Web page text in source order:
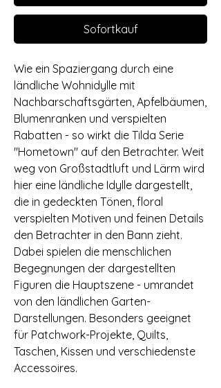
Sofortkauf
Wie ein Spaziergang durch eine
ländliche Wohnidylle mit
Nachbarschaftsgärten, Apfelbäumen,
Blumenranken und verspielten
Rabatten - so wirkt die Tilda Serie
"Hometown" auf den Betrachter. Weit
weg von Großstadtluft und Lärm wird
hier eine ländliche Idylle dargestellt,
die in gedeckten Tönen, floral
verspielten Motiven und feinen Details
den Betrachter in den Bann zieht.
Dabei spielen die menschlichen
Begegnungen der dargestellten
Figuren die Hauptszene - umrandet
von den ländlichen Garten-
Darstellungen. Besonders geeignet
für Patchwork-Projekte, Quilts,
Taschen, Kissen und verschiedenste
Accessoires.